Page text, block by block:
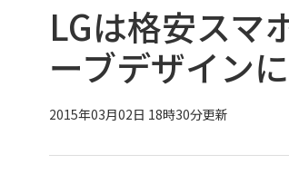
LGは格安スマ
ーブデザイン
2015年03月02日 18時30分更新